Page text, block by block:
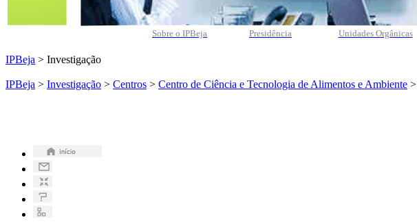
Sobre o IPBeja Presidência Unidades Orgânicas
IPBeja > Investigação
IPBeja > Investigação > Centros > Centro de Ciência e Tecnologia de Alimentos e Ambiente >